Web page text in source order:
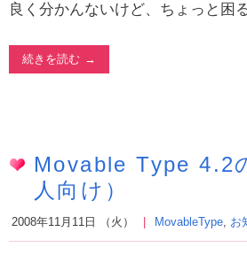
良く分かんないけど、ちょっと困
続きを読む
Movable Type 4.2
人向け）
2008年11月11日 （火） MovableType, お